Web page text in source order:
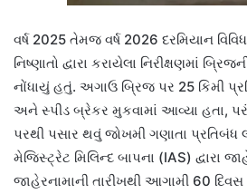
વર્ષ 2025 તેમજ વર્ષ 2026 દરમિયાન
નિષ્ણાતો દ્વારા કરાયેલા નિરીક્ષણમાં
નોંધાયું હતું. અગાઉ બ્રિજ પર 25 કિમી
અને સ્પીડ બ્રેકર મુકવામાં આવ્યા હતા,
પરથી પસાર થવું જોખમી ગણાતા પ્રતિબંધ
મેજિસ્ટ્રેટ મિલિન્દ બાપના (IAS)
જાહેરનામાની તારીખથી આગામી 60 દિવસ